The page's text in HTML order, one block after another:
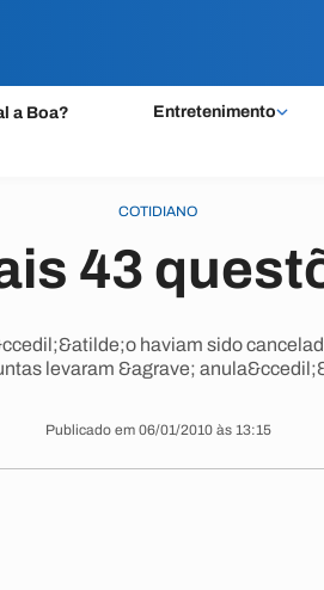
a Boa? Entretenimento
COTIDIANO
43
haviam sido
levaram &agrave;
Publicado em 06/01/2010 às 13:15